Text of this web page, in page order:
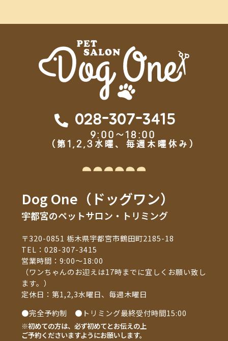
028-307-3415
9:00～18:00
（第1,2,3水曜、毎週木曜休み）
Dog One（ドッグワン）
宇都宮のペットサロン・トリミング
〒320-0851 栃木県宇都宮市鶴田町2185-18
TEL：028-307-3415
営業時間：9:00～18:00
（ワンちゃんのお迎えは17時までに宜しくお願い致し
ます。）
定休日：第1,2,3水曜日、毎週木曜日
●完全予約制 ●トリミング最終受付時間15:00
※初めての方は、必ず初めてとお伝えの上
ご予約くださいますようにお願いします。